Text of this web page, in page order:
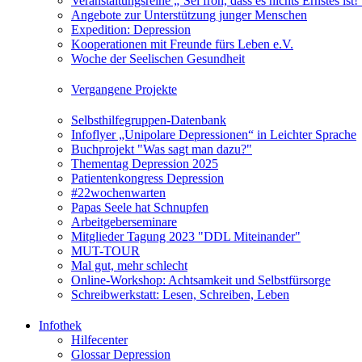
Angebote zur Unterstützung junger Menschen
Expedition: Depression
Kooperationen mit Freunde fürs Leben e.V.
Woche der Seelischen Gesundheit
Vergangene Projekte
Selbsthilfegruppen-Datenbank
Infoflyer „Unipolare Depressionen“ in Leichter Sprache
Buchprojekt "Was sagt man dazu?"
Thementag Depression 2025
Patientenkongress Depression
#22wochenwarten
Papas Seele hat Schnupfen
Arbeitgeberseminare
Mitglieder Tagung 2023 "DDL Miteinander"
MUT-TOUR
Mal gut, mehr schlecht
Online-Workshop: Achtsamkeit und Selbstfürsorge
Schreibwerkstatt: Lesen, Schreiben, Leben
Infothek
Hilfecenter
Glossar Depression